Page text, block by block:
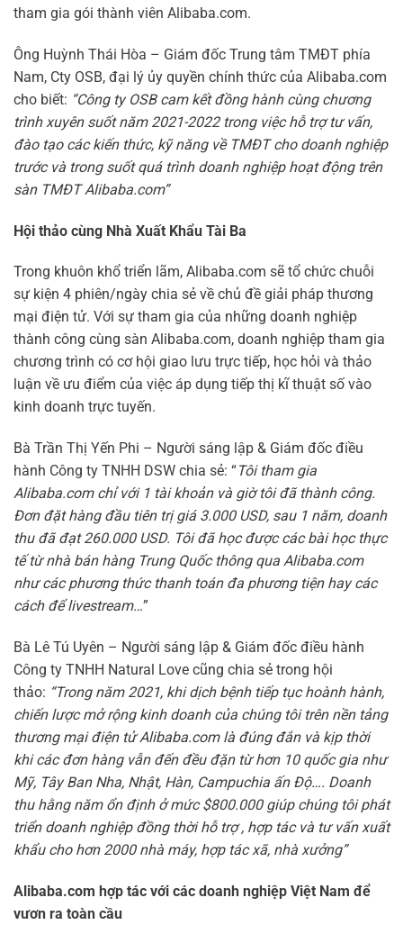
tham gia gói thành viên Alibaba.com.
Ông Huỳnh Thái Hòa – Giám đốc Trung tâm TMĐT phía
Nam, Cty OSB, đại lý ủy quyền chính thức của Alibaba.com
cho biết: “Công ty OSB cam kết đồng hành cùng chương
trình xuyên suốt năm 2021-2022 trong việc hỗ trợ tư vấn,
đào tạo các kiến thức, kỹ năng về TMĐT cho doanh nghiệp
trước và trong suốt quá trình doanh nghiệp hoạt động trên
sàn TMĐT Alibaba.com”
Hội thảo cùng Nhà Xuất Khẩu Tài Ba
Trong khuôn khổ triển lãm, Alibaba.com sẽ tổ chức chuỗi
sự kiện 4 phiên/ngày chia sẻ về chủ đề giải pháp thương
mại điện tử. Với sự tham gia của những doanh nghiệp
thành công cùng sàn Alibaba.com, doanh nghiệp tham gia
chương trình có cơ hội giao lưu trực tiếp, học hỏi và thảo
luận về ưu điểm của việc áp dụng tiếp thị kĩ thuật số vào
kinh doanh trực tuyến.
Bà Trần Thị Yến Phi – Người sáng lập & Giám đốc điều
hành Công ty TNHH DSW chia sẻ: “Tôi tham gia
Alibaba.com chỉ với 1 tài khoản và giờ tôi đã thành công.
Đơn đặt hàng đầu tiên trị giá 3.000 USD, sau 1 năm, doanh
thu đã đạt 260.000 USD. Tôi đã học được các bài học thực
tế từnhà bán hàng Trung Quốcthông qua Alibaba.com
như các phương thức thanh toán đa phương tiện hay các
cách để livestream…”
Bà Lê Tú Uyên – Người sáng lập & Giám đốc điều hành
Công ty TNHH Natural Love cũng chia sẻ trong hội
thảo: “Trong năm 2021, khi dịch bệnh tiếp tục hoành hành,
chiến lược mở rộng kinh doanh của chúng tôi trên nền tảng
thương mại điện tử Alibaba.com là đúng đắn và kịp thời
khi các đơn hàng vẫn đến đều đặn từ hơn 10 quốc gia như
Mỹ, Tây Ban Nha, Nhật, Hàn, Campuchia ấn Độ…. Doanh
thu hằng năm ổn định ở mức $800.000 giúp chúng tôi phát
triển doanh nghiệp đồng thời hỗ trợ , hợp tác và tư vấn xuất
khẩu cho hơn 2000 nhà máy, hợp tác xã, nhà xưởng”
Alibaba.com hợp tác với các doanh nghiệp Việt Nam để
vươn ra toàn cầu